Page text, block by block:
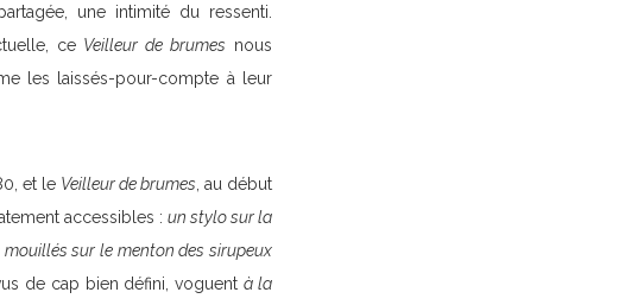
une intimité du ressenti.
ce Veilleur de brumes nous
les laissés-pour-compte à leur
et le Veilleur de brumes , au début
accessibles : un stylo sur la
sur le menton des sirupeux
de cap bien défini, voguentà la